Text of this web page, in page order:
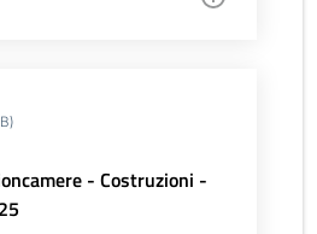
- Costruzioni -